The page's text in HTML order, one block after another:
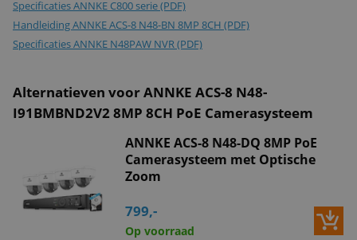
Specificaties ANNKE C800 serie (PDF)
Handleiding ANNKE ACS-8 N48-BN 8MP 8CH (PDF)
Specificaties ANNKE N48PAW NVR (PDF)
Alternatieven voor ANNKE ACS-8 N48-
I91BMBND2V2 8MP 8CH PoE Camerasysteem
ANNKE ACS-8 N48-DQ 8MP PoE
Camerasysteem met Optische
Zoom
799,-
Op voorraad